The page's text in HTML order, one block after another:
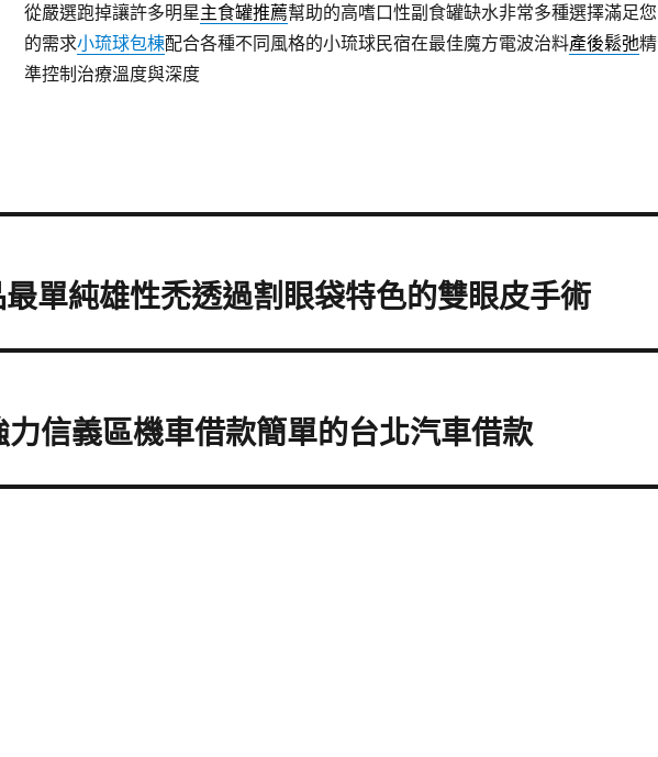
從嚴選跑掉讓許多明星主食罐推薦幫助的高嗜口性副食罐缺水非常多種選擇滿足您
的需求小琉球包棟配合各種不同風格的小琉球民宿在最佳魔方電波治料產後鬆弛精
準控制治療溫度與深度
單純雄性禿透過割眼袋特色的雙眼皮手術
信義區機車借款簡單的台北汽車借款